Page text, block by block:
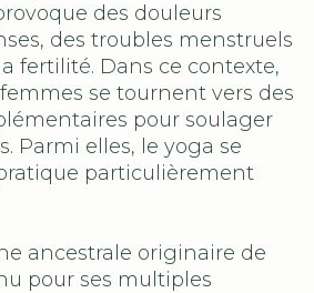
des douleurs
des troubles menstruels
fertilité. Dans ce contexte,
se tournent vers des
pour soulager
Parmi elles, le yoga se
particulièrement
ancestrale originaire de
pour ses multiples